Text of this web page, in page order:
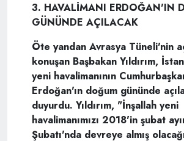
3. HAVALİMANI ERDOĞAN'IN
GÜNÜNDE AÇILACAK
Öte yandan Avrasya Tüneli'nin
konuşan Başbakan Yıldırım,
yeni havalimanının
Erdoğan'ın doğum gününde
duyurdu. Yıldırım, "İnşallah yeni
havalimanımızı 2018'in şubat
Şubatı'nda devreye almış